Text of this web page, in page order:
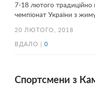
7-18 лютого традиційно
чемпіонат України з
20 ЛЮТОГО, 2018
ВДАЛО | 0
Спортсмени з